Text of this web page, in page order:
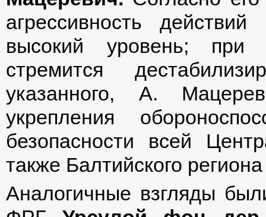
агрессивность
высокий уровень; при
стремится
указанного, А.
укрепления
безопасности всей
также Балтийского
Аналогичные взгляды